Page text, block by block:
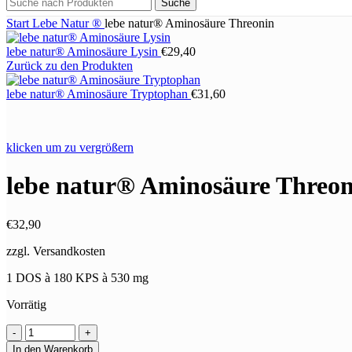
Suche
Start Lebe Natur ® lebe natur® Aminosäure Threonin
lebe natur® Aminosäure Lysin €29,40
Zurück zu den Produkten
lebe natur® Aminosäure Tryptophan €31,60
klicken um zu vergrößern
lebe natur® Aminosäure
€32,90
zzgl. Versandkosten
1 DOS à 180 KPS à 530 mg
Vorrätig
lebe
natur®
In den Warenkorb